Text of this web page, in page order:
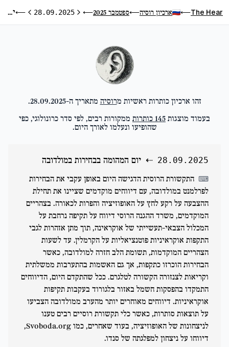
The Hear
⟵ ארכיון רוסיה⟵ספטמבר 2025 ⟵היום הקודם
28.09.2025 היום הבא
⟵ יום המהומה בבחירות במולדובה
זהו ארכיון כותרות ראשיות מרוסיה מתאריך ה-28.09.2025
.
בעמוד מוצגות 145 כותרות ממקורות רבים, לפי סדר כרונולוגי, כפי
שהופיעו ונעלמו לאורך היום.
28.09.2025
⇠ יום המהומה בבחירות במולדובה
⌨ התקשורת הרוסית הדגישה היום באופן עקבי את הבחירות
לפרלמנט במולדובה, עם דיווחים מוקדמים שציינו את תחילת
ההצבעה על רקע לחץ על האופוזיציה והפרות לכאורה. בצהריים
המוקדמים, משרד ההגנה הרוסי דיווח על תקיפה נרחבת על
המכלול הצבאי-תעשייתי של אוקראינה, תוך מתן אזהרות לגבי
התקפות אוקראיניות פוטנציאליות על הקרמלין. עד לשעות
הצהריים המוקדמות, תשומת הלב חזרה למולדובה, כאשר
הבחירות הוכרזו כתקפות, אך גם האשמות בהתערבות ממשלתית
וקריאות לצנזורה הקשורה לטלגרם. ככל שהתקדם היום, הדיווחים
התמקדו בהפסקות חשמל באזור בלגורוד בעקבות תקיפות
אוקראיניות. דיווחים מאוחרים יותר מהערב ממולדובה הצביעו
על תוצאות סותרות, כאשר כלי תקשורת רוסיים רבים טענו
לניצחונות של האופוזיציה, בעוד שאחרים, כמו Svoboda.org,
דיווחו על ניצחון למפלגתה של סנדו.